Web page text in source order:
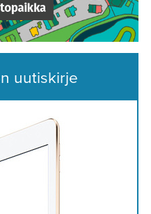
uutiskirje